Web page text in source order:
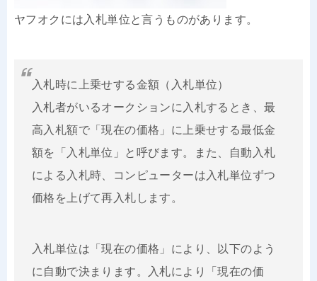
ヤフオクには入札単位と言うものがあります。
入札時に上乗せする金額（入札単位）
入札者がいるオークションに入札するとき、最
高入札額で「現在の価格」に上乗せする最低金
額を「入札単位」と呼びます。また、自動入札
による入札時、コンピューターは入札単位ずつ
価格を上げて再入札します。
入札単位は「現在の価格」により、以下のよう
に自動で決まります。入札により「現在の価